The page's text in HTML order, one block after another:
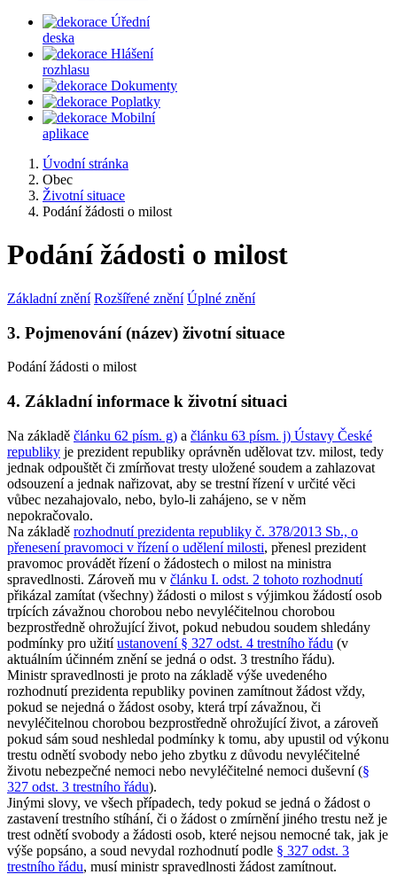
Úřední
deska
Hlášení
rozhlasu
Dokumenty
Poplatky
Mobilní
aplikace
Úvodní stránka
Obec
Životní situace
Podání žádosti o milost
Podání žádosti o milost
Základní znění Rozšířené znění Úplné znění
3. Pojmenování (název) životní situace
Podání žádosti o milost
4. Základní informace k životní situaci
Na základě článku 62 písm. g) a článku 63 písm. j) Ústavy České
republiky je prezident republiky oprávněn udělovat tzv. milost, tedy
jednak odpouštět či zmírňovat tresty uložené soudem a zahlazovat
odsouzení a jednak nařizovat, aby se trestní řízení v určité věci
vůbec nezahajovalo, nebo, bylo-li zahájeno, se v něm
nepokračovalo.
Na základě rozhodnutí prezidenta republiky č. 378/2013 Sb., o
přenesení pravomoci v řízení o udělení milosti, přenesl prezident
pravomoc provádět řízení o žádostech o milost na ministra
spravedlnosti. Zároveň mu v článku I. odst. 2 tohoto rozhodnutí
přikázal zamítat (všechny) žádosti o milost s výjimkou žádostí osob
trpících závažnou chorobou nebo nevyléčitelnou chorobou
bezprostředně ohrožující život, pokud nebudou soudem shledány
podmínky pro užitíustanovení § 327 odst. 4 trestního řádu (v
aktuálním účinném znění se jedná o odst. 3 trestního řádu).
Ministr spravedlnosti je proto na základě výše uvedeného
rozhodnutí prezidenta republiky povinen zamítnout žádost vždy,
pokud se nejedná o žádost osoby, která trpí závažnou, či
nevyléčitelnou chorobou bezprostředně ohrožující život, a zároveň
pokud sám soud neshledal podmínky k tomu, aby upustil od výkonu
trestu odnětí svobody nebo jeho zbytku z důvodu nevyléčitelné
životu nebezpečné nemoci nebo nevyléčitelné nemoci duševní (§
327 odst. 3 trestního řádu).
Jinými slovy, ve všech případech, tedy pokud se jedná o žádost o
zastavení trestního stíhání, či o žádost o zmírnění jiného trestu než je
trest odnětí svobody a žádosti osob, které nejsou nemocné tak, jak je
výše popsáno, a soud nevydal rozhodnutí podle § 327 odst. 3
trestního řádu, musí ministr spravedlnosti žádost zamítnout.